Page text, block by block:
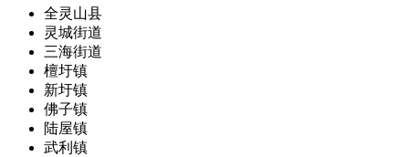
全灵山县
灵城街道
三海街道
檀圩镇
新圩镇
佛子镇
陆屋镇
武利镇